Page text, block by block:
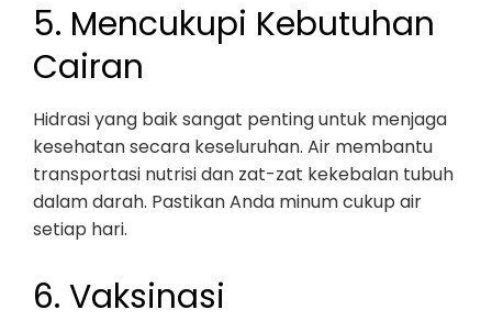
5. Mencukupi Kebutuhan
Cairan
Hidrasi yang baik sangat penting untuk menjaga
kesehatan secara keseluruhan. Air membantu
transportasi nutrisi dan zat-zat kekebalan tubuh
dalam darah. Pastikan Anda minum cukup air
setiap hari.
6. Vaksinasi